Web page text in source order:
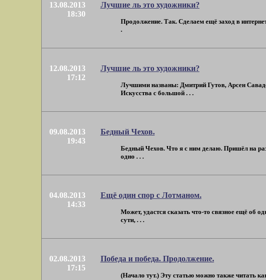
13.08.2013
18:30
Лучшие ль это художники?
Продолжение. Так. Сделаем ещё заход в
.
12.08.2013
17:12
Лучшие ль это художники?
Лучшими названы: Дмитрий Гутов, Арсен
Искусства с большой . . .
09.08.2013
19:43
Бедный Чехов.
Бедный Чехов. Что я с ним делаю. Пришёл на
одно . . .
04.08.2013
14:33
Ещё один спор с Лотманом.
Может, удастся сказать что-то связное ещё об
сути, . . .
02.08.2013
17:15
Победа и победа. Продолжение.
(Начало тут.) Эту статью можно также читать